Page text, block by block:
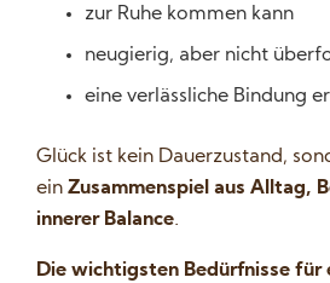
zur Ruhe kommen kann
neugierig, aber nicht
eine verlässliche Bindung
Glück ist kein Dauerzustand,
einZusammenspiel aus Alltag,
innerer Balance.
Die wichtigsten Bedürfnisse für